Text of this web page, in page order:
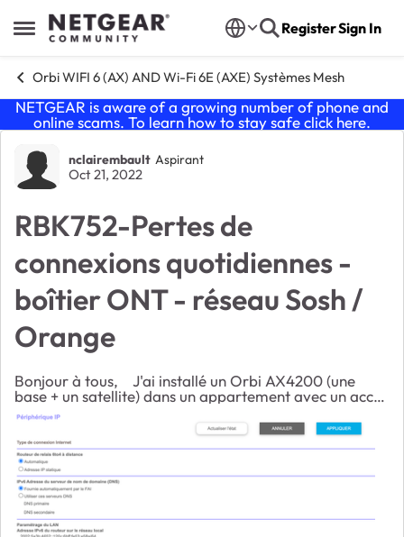
Open Side Menu
Skip to content RegisterSign In
Orbi WIFI 6 (AX) AND Wi-Fi 6E (AXE) Systèmes Mesh
NETGEAR is aware of a growing number of phone and
online scams. To learn how to stay safe click here.
Forum Discussion
nclairembault Aspirant
Oct 21, 2022
RBK752-Pertes de
connexions quotidiennes -
boîtier ONT - réseau Sosh /
Orange
Bonjour à tous, J'ai installé un Orbi AX4200 (une
base + un satellite) dans un appartement avec un accès
fibre et un abonnement Sosh fibre. Initialement avec
une Livebox v4 branchée sur un b...